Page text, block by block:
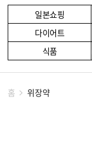
일본쇼핑
다이어트
식품
홈 위장약